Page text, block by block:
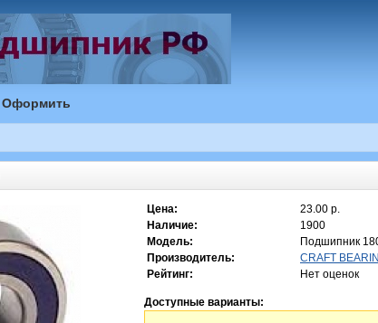
Оформить
Цена:
23.00 р.
Наличие:
1900
Модель:
Подшипник
Производитель:
CRAFT
Рейтинг:
Нет оценок
Доступные варианты: